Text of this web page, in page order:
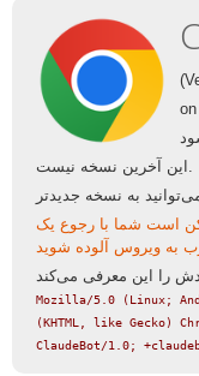
این آخرین نسخه نیست.
است شما با رجوع یک
Mozilla/5.0 (Linux;
(KHTML, like Gecko)
ClaudeBot/1.0;